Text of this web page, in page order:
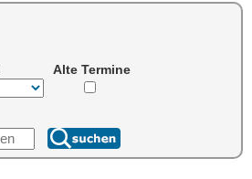
Alte Termine